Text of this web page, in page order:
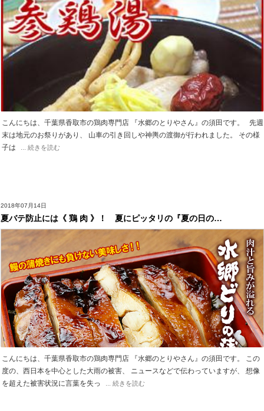
こんにちは、千葉県香取市の鶏肉専門店 『水郷のとりやさん』の須田です。 先週
末は地元のお祭りがあり、 山車の引き回しや神輿の渡御が行われました。 その様
子は
... 続きを読む
2018年07月14日
夏バテ防止には《 鶏 肉 》！ 夏にピッタリの『夏の日の…
こんにちは、千葉県香取市の鶏肉専門店 『水郷のとりやさん』の須田です。 この
度の、西日本を中心とした大雨の被害、 ニュースなどで伝わっていますが、 想像
を超えた被害状況に言葉を失っ
... 続きを読む